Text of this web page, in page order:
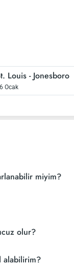
Louis - Jonesboro
Ocak
miyim?
olur?
alabilirim?